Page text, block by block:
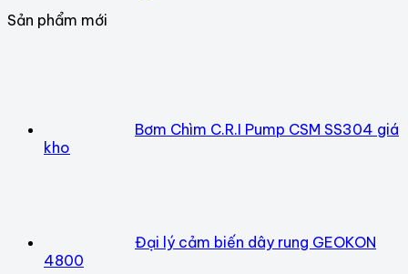
Sản phẩm mới
Bơm Chìm C.R.I Pump CSM SS304 giá
kho
Đại lý cảm biến dây rung GEOKON
4800